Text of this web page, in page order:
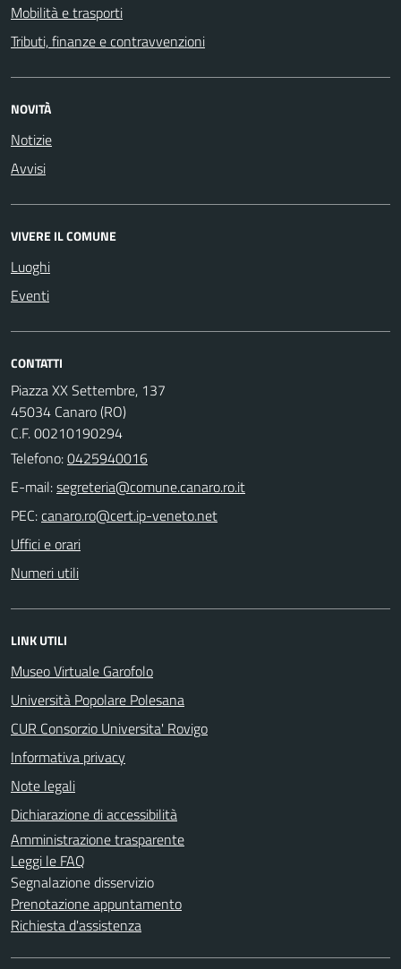
Mobilità e trasporti
Tributi, finanze e contravvenzioni
NOVITÀ
Notizie
Avvisi
VIVERE IL COMUNE
Luoghi
Eventi
CONTATTI
Piazza XX Settembre, 137
45034 Canaro (RO)
C.F. 00210190294
Telefono:0425940016
E-mail:
PEC:
Uffici e orari
Numeri utili
LINK UTILI
Museo Virtuale Garofolo
Università Popolare Polesana
CUR Consorzio Universita' Rovigo
Informativa privacy
Note legali
Dichiarazione di accessibilità
Amministrazione trasparente
Leggi le FAQ
Segnalazione disservizio
Prenotazione appuntamento
Richiesta d'assistenza